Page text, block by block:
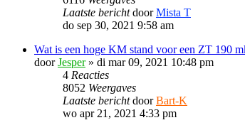
Laatste berichtdoorMista T
do sep 30, 2021 9:58 am
Wat is een hoge KM stand voor een ZT 190
doorJesper» di mar 09, 2021 10:48 pm
4 Reacties
8052 Weergaves
Laatste berichtdoorBart-K
wo apr 21, 2021 4:33 pm